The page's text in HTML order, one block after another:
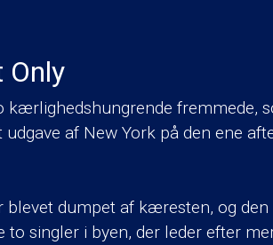
Only
kærlighedshungrende fremmede,
af New York på den ene
blevet dumpet af kæresten, og
to singler i byen, der leder efter